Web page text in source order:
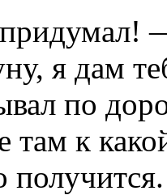
я дам
по
там к